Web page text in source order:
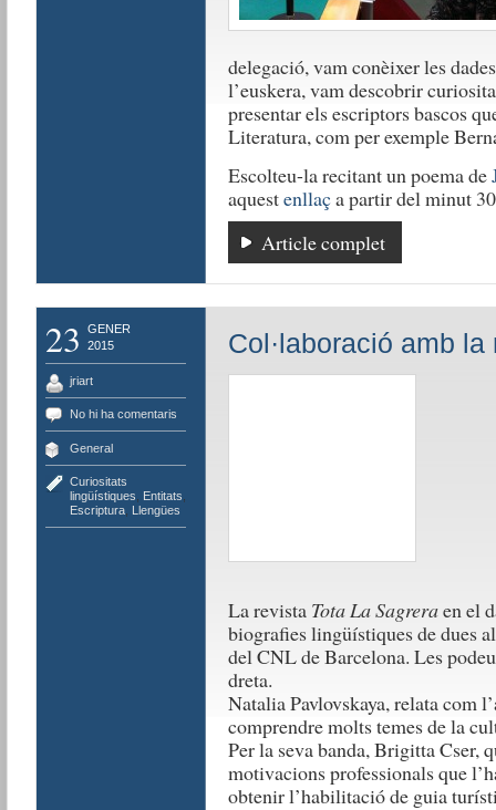
delegació, vam conèixer les
l’euskera, vam descobrir
presentar els escriptors bascos
Literatura, com per exemple
Escolteu-la recitant un poema de
aquestenllaça partir del minut
Article complet
23
GENER
2015
jriart
No hi ha comentaris
General
Curiositats
lingüístiques
Entitats
Escriptura, Llengües
Col·laboració amb la
La revista Tota La Sagreraen el
biografies lingüístiques de dues
del CNL de Barcelona. Les
dreta.
Natalia Pavlovskaya, relata com
comprendre molts temes de la
Per la seva banda, Brigitta Cser,
motivacions professionals que
obtenir l’habilitació de guia